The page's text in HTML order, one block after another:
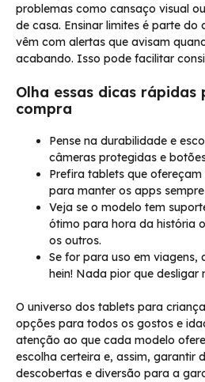
problemas como cansaço visual
de casa. Ensinar limites é parte do
vêm com alertas que avisam
acabando. Isso pode facilitar
Olha essas dicas
compra
Pense na durabilidade e
câmeras protegidas e
Prefira tablets que
para manter os apps
Veja se o modelo tem
ótimo para hora da história
os outros.
Se for para uso em viagens,
hein! Nada pior que desligar
O universo dos tablets para
opções para todos os gostos e
atenção ao que cada modelo
escolha certeira e, assim, garantir
descobertas e diversão para a